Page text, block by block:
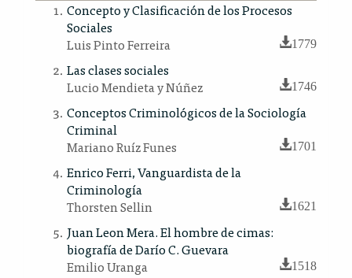
Concepto y Clasificación de los Procesos
Sociales
Luis Pinto Ferreira
1779
Las clases sociales
Lucio Mendieta y Núñez
1746
Conceptos Criminológicos de la Sociología
Criminal
Mariano Ruíz Funes
1701
Enrico Ferri, Vanguardista de la
Criminología
Thorsten Sellin
1621
Juan Leon Mera. El hombre de cimas:
biografía de Darío C. Guevara
Emilio Uranga
1518